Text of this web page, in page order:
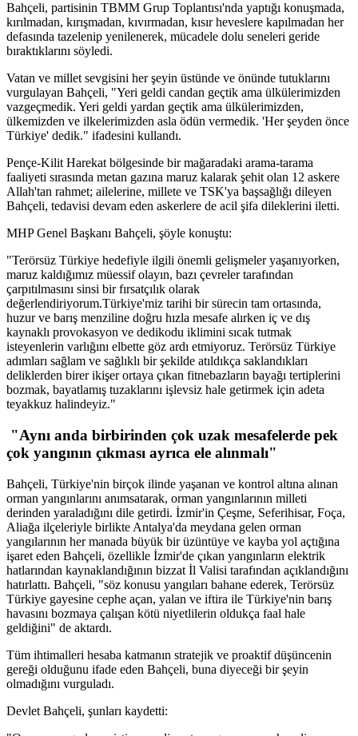
Bahçeli, partisinin TBMM Grup Toplantısı'nda yaptığı konuşmada,
kırılmadan, kırışmadan, kıvırmadan, kısır heveslere kapılmadan her
defasında tazelenip yenilenerek, mücadele dolu seneleri geride
bıraktıklarını söyledi.
Vatan ve millet sevgisini her şeyin üstünde ve önünde tutuklarını
vurgulayan Bahçeli, "Yeri geldi candan geçtik ama ülkülerimizden
vazgeçmedik. Yeri geldi yardan geçtik ama ülkülerimizden,
ülkemizden ve ilkelerimizden asla ödün vermedik. 'Her şeyden önce
Türkiye' dedik." ifadesini kullandı.
Pençe-Kilit Harekat bölgesinde bir mağaradaki arama-tarama
faaliyeti sırasında metan gazına maruz kalarak şehit olan 12 askere
Allah'tan rahmet; ailelerine, millete ve TSK'ya başsağlığı dileyen
Bahçeli, tedavisi devam eden askerlere de acil şifa dileklerini iletti.
MHP Genel Başkanı Bahçeli, şöyle konuştu:
"Terörsüz Türkiye hedefiyle ilgili önemli gelişmeler yaşanıyorken,
maruz kaldığımız müessif olayın, bazı çevreler tarafından
çarpıtılmasını sinsi bir fırsatçılık olarak
değerlendiriyorum.Türkiye'miz tarihi bir sürecin tam ortasında,
huzur ve barış menziline doğru hızla mesafe alırken iç ve dış
kaynaklı provokasyon ve dedikodu iklimini sıcak tutmak
isteyenlerin varlığını elbette göz ardı etmiyoruz. Terörsüz Türkiye
adımları sağlam ve sağlıklı bir şekilde atıldıkça saklandıkları
deliklerden birer ikişer ortaya çıkan fitnebazların bayağı tertiplerini
bozmak, bayatlamış tuzaklarını işlevsiz hale getirmek için adeta
teyakkuz halindeyiz."
"Aynı anda birbirinden çok uzak mesafelerde pek
çok yangının çıkması ayrıca ele alınmalı"
Bahçeli, Türkiye'nin birçok ilinde yaşanan ve kontrol altına alınan
orman yangınlarını anımsatarak, orman yangınlarının milleti
derinden yaraladığını dile getirdi. İzmir'in Çeşme, Seferihisar, Foça,
Aliağa ilçeleriyle birlikte Antalya'da meydana gelen orman
yangılarının her manada büyük bir üzüntüye ve kayba yol açtığına
işaret eden Bahçeli, özellikle İzmir'de çıkan yangınların elektrik
hatlarından kaynaklandığının bizzat İl Valisi tarafından açıklandığını
hatırlattı. Bahçeli, "söz konusu yangıları bahane ederek, Terörsüz
Türkiye gayesine cephe açan, yalan ve iftira ile Türkiye'nin barış
havasını bozmaya çalışan kötü niyetlilerin oldukça faal hale
geldiğini" de aktardı.
Tüm ihtimalleri hesaba katmanın stratejik ve proaktif düşüncenin
gereği olduğunu ifade eden Bahçeli, buna diyeceği bir şeyin
olmadığını vurguladı.
Devlet Bahçeli, şunları kaydetti: